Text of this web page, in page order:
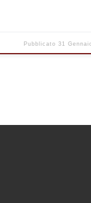
Pubblicato31